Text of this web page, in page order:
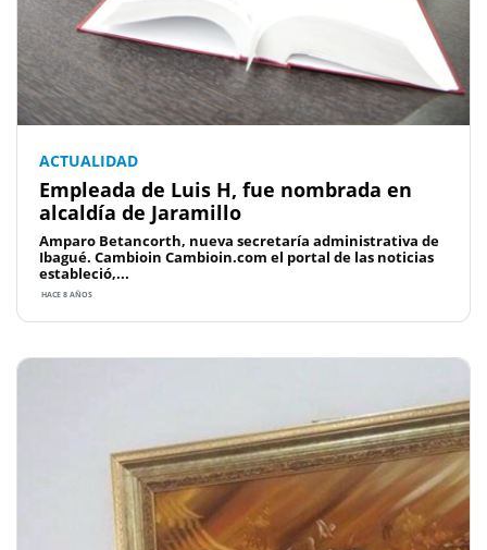
ACTUALIDAD
Empleada de Luis H, fue nombrada en
alcaldía de Jaramillo
Amparo Betancorth, nueva secretaría administrativa de
Ibagué. Cambioin Cambioin.com el portal de las noticias
estableció,...
HACE 8 AÑOS